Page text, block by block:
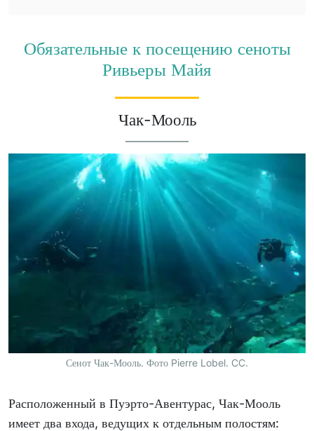
Обязательные к посещению сеноты
Ривьеры Майя
Чак-Мооль
Сенот Чак-Мооль. Фото Pierre Lobel. CC.
Расположенный в Пуэрто-Авентурас, Чак-Мооль
имеет два входа, ведущих к отдельным полостям: